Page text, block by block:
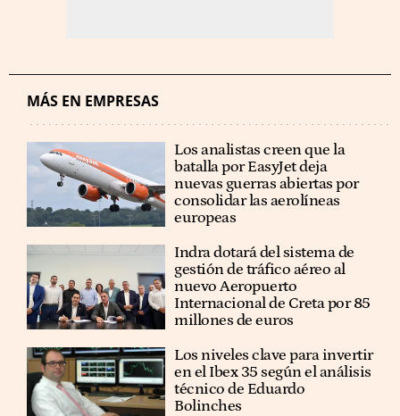
MÁS EN EMPRESAS
Los analistas creen que la
batalla por EasyJet deja
nuevas guerras abiertas por
consolidar las aerolíneas
europeas
Indra dotará del sistema de
gestión de tráfico aéreo al
nuevo Aeropuerto
Internacional de Creta por 85
millones de euros
Los niveles clave para invertir
en el Ibex 35 según el análisis
técnico de Eduardo
Bolinches